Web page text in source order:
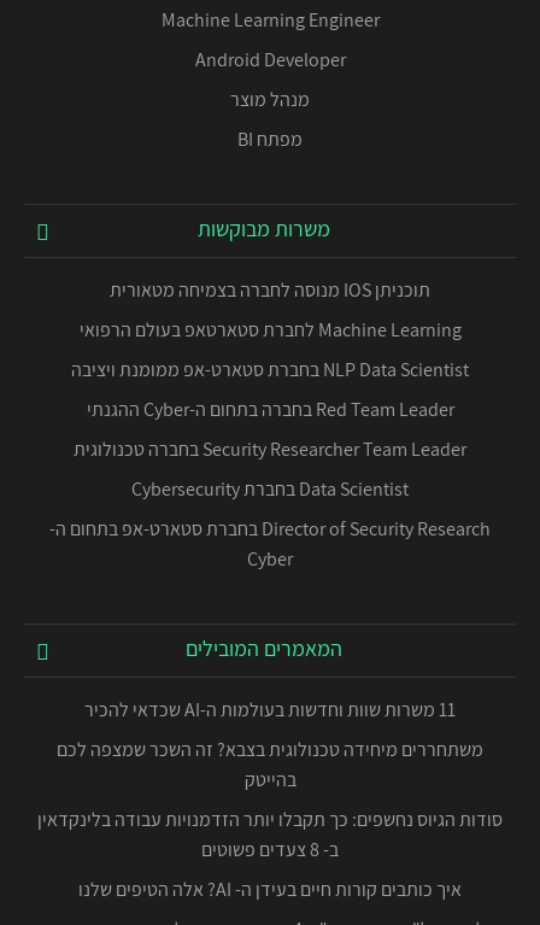
Machine Learning Engineer
Android Developer
מנהל מוצר
מפתח BI
משרות מבוקשות
תוכניתן IOS מנוסה לחברה בצמיחה מטאורית
Machine Learning לחברת סטארטאפ בעולם הרפואי
NLP Data Scientist בחברת סטארט-אפ ממומנת ויציבה
Red Team Leader בחברה בתחום ה-Cyber ההגנתי
Security Researcher Team Leader בחברה טכנולוגית
Data Scientist בחברת Cybersecurity
Director of Security Research בחברת סטארט-אפ בתחום ה-
Cyber
המאמרים המובילים
11 משרות שוות וחדשות בעולמות ה-AI שכדאי להכיר
משתחררים מיחידה טכנולוגית בצבא? זה השכר שמצפה לכם
בהייטק
סודות הגיוס נחשפים: כך תקבלו יותר הזדמנויות עבודה בלינקדאין
ב- 8 צעדים פשוטים
איך כותבים קורות חיים בעידן ה- AI? אלה הטיפים שלנו